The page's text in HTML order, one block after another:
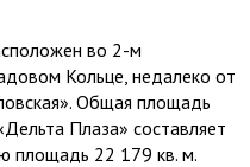
во 2-м
Кольце, недалеко от
Общая площадь
Плаза» составляет
площадь 22 179 кв. м.